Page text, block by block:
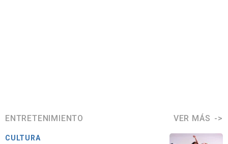
ENTRETENIMIENTO VER MÁS
CULTURA